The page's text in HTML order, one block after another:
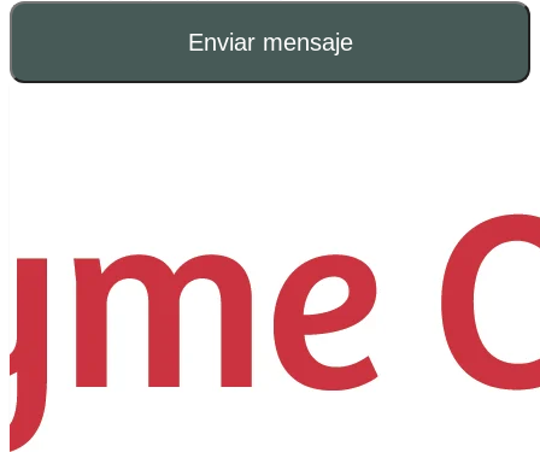
Enviar mensaje